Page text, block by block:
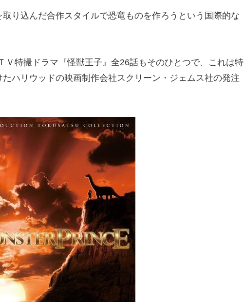
り込んだ合作スタイルで恐竜ものを作ろうという国際的な
Ｖ特撮ドラマ『怪獣王子』全26話もそのひとつで、これは特
ハリウッドの映画制作会社スクリーン・ジェムス社の発注